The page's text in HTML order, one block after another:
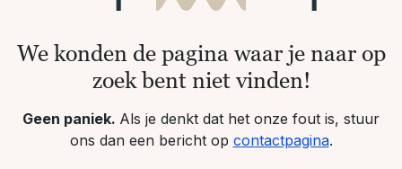
Fout 404
We konden de pagina waar je naar op
zoek bent niet vinden!
Geen paniek. Als je denkt dat het onze fout is, stuur
ons dan een bericht op contactpagina.